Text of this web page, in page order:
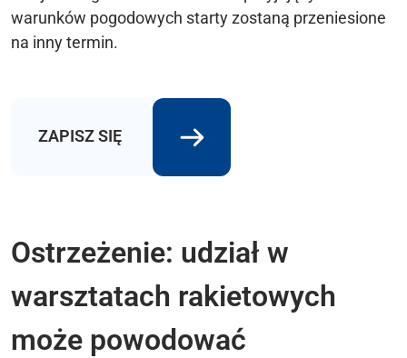
warunków pogodowych starty zostaną przeniesione
na inny termin.
ZAPISZ SIĘ
Ostrzeżenie: udział w
warsztatach rakietowych
może powodować